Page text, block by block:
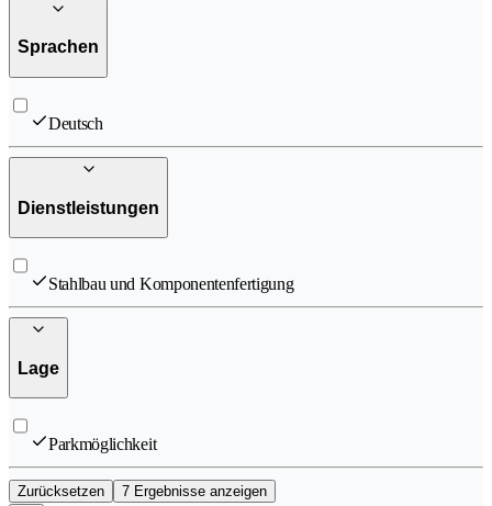
Sprachen
Deutsch
Dienstleistungen
Stahlbau und Komponentenfertigung
Lage
Parkmöglichkeit
Zurücksetzen 7 Ergebnisse anzeigen